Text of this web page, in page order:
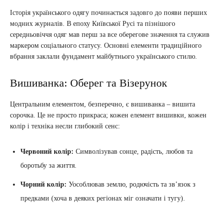
Історія українського одягу починається задовго до появи перших
модних журналів. В епоху Київської Русі та пізнішого
середньовіччя одяг мав перш за все оберегове значення та служив
маркером соціального статусу. Основні елементи традиційного
вбрання заклали фундамент майбутнього українського стилю.
Вишиванка: Оберег та Візерунок
Центральним елементом, безперечно, є вишиванка – вишита
сорочка. Це не просто прикраса; кожен елемент вишивки, кожен
колір і техніка несли глибокий сенс:
Червоний колір: Символізував сонце, радість, любов та
боротьбу за життя.
Чорний колір: Уособлював землю, родючість та зв’язок з
предками (хоча в деяких регіонах міг означати і тугу).